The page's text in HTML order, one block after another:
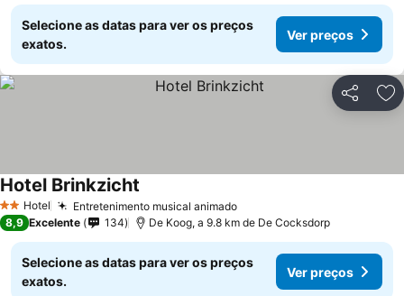
Selecione as datas para ver os preços
exatos.
Ver preços
Partilhar
2 Estrelas
Hotel Entretenimento musical animado
Hotel Brinkzicht
8,9 Excelente 134 De Koog, a 9.8 km de De Cocksdorp
Selecione as datas para ver os preços
exatos.
Ver preços